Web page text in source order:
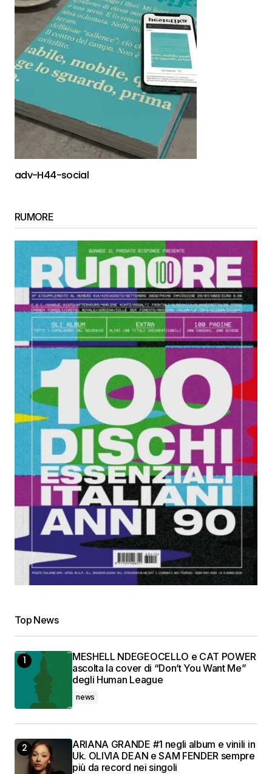
adv-H44-social
RUMORE
Top News
MESHELL NDEGEOCELLO e CAT POWER
ascolta la cover di “Don’t You Want Me”
degli Human League
news
ARIANA GRANDE #1 negli album e vinili in
Uk. OLIVIA DEAN e SAM FENDER sempre
più da record nei singoli